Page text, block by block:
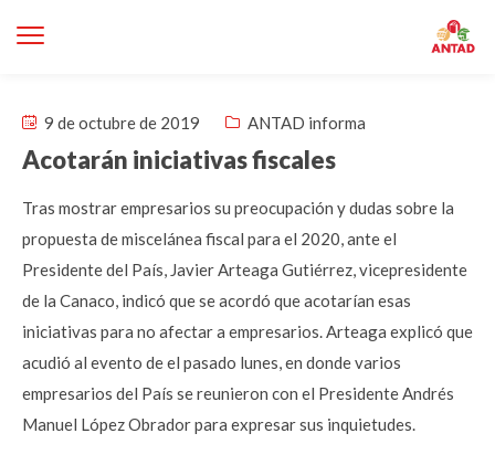
9 de octubre de 2019 ANTAD informa
Acotarán iniciativas fiscales
Tras mostrar empresarios su preocupación y dudas sobre la
propuesta de miscelánea fiscal para el 2020, ante el
Presidente del País, Javier Arteaga Gutiérrez, vicepresidente
de la Canaco, indicó que se acordó que acotarían esas
iniciativas para no afectar a empresarios. Arteaga explicó que
acudió al evento de el pasado lunes, en donde varios
empresarios del País se reunieron con el Presidente Andrés
Manuel López Obrador para expresar sus inquietudes.